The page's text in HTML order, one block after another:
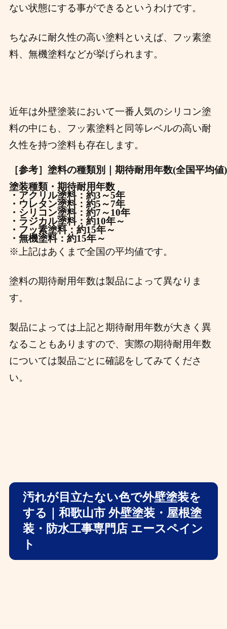
ない状態にする事ができるというわけです。
ちなみに耐久性の高い塗料といえば、フッ素塗
料、無機塗料などが挙げられます。
近年は外壁塗装において一番人気のシリコン塗
料の中にも、フッ素塗料と同等レベルの高い耐
久性を持つ塗料も存在します。
［参考］塗料の種類別｜期待耐用年数(全国平均値)
塗装種類・期待耐用年数
・アクリル塗料：約3～5年
・ウレタン塗料：約5～7年
・シリコン塗料：約7～10年
・ラジカル塗料：約10年～
・フッ素塗料：約15年～
・無機塗料：約15年～
※上記はあくまで全国の平均値です。
塗料の期待耐用年数は製品によって異なりま
す。
製品によっては上記と期待耐用年数が大きく異
なることもありますので、実際の期待耐用年数
については製品ごとに確認をしてみてくださ
い。
汚れが目立たない色で外壁塗装を
する｜和歌山市 外壁塗装・屋根塗
装・防水工事専門店 エースペイン
ト